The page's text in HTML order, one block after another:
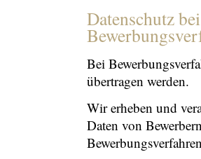
Datenschutz
Bei
übertragen werden.
Wir erheben und
Daten von